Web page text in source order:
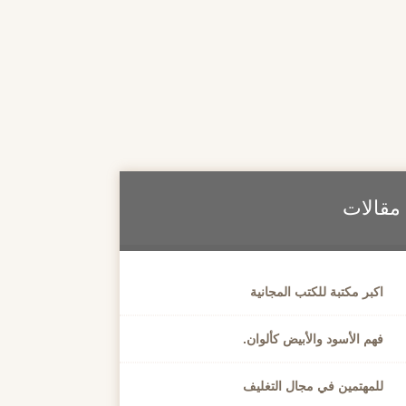
مقالات
اكبر مكتبة للكتب المجانية
فهم الأسود والأبيض كألوان.
للمهتمين في مجال التغليف